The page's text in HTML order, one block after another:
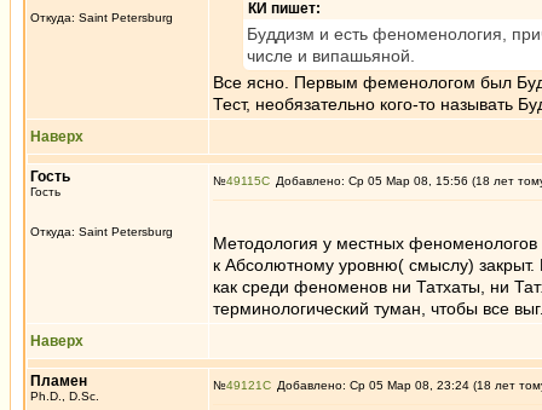
Откуда: Saint Petersburg
КИ пишет:
Буддизм и есть феноменология,
числе и випашьяной.
Все ясно. Первым феменологом был
Тест, необязательно кого-то называть
Наверх
Гость
Гость
Откуда: Saint Petersburg
№49115 Добавлено: Ср 05 Мар 08, 15:56 (18 лет
Методология у местных феноменологов
к Абсолютному уровню( смыслу)
как среди феноменов ни Татхаты, ни
терминологический туман, чтобы все
Наверх
Пламен
Ph.D., D.Sc.
№49121 Добавлено: Ср 05 Мар 08, 23:24 (18 лет